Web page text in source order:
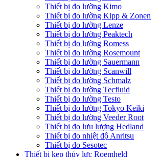
Thiết bị đo lường Kimo
Thiết bị đo lường Kipp & Zonen
Thiết bị đo lường Lenze
Thiết bị đo lường Peaktech
Thiết bị đo lường Romess
Thiết bị đo lường Rosemount
Thiết bị đo lường Sauermann
Thiết bị đo lường Scanwill
Thiết bị đo lường Schmalz
Thiết bị đo lường Tecfluid
Thiết bị đo lường Testo
Thiết bị đo lường Tokyo Keiki
Thiết bị đo lường Veeder Root
Thiết bị đo lưu lượng Hedland
Thiết bị đo nhiệt độ Anritsu
Thiết bị đo Sesotec
Thiết bị kẹp thủy lực Roemheld